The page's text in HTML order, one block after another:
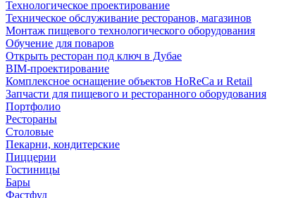
Технологическое проектирование
Техническое обслуживание ресторанов, магазинов
Монтаж пищевого технологического оборудования
Обучение для поваров
Открыть ресторан под ключ в Дубае
BIM-проектирование
Комплексное оснащение объектов HoReCa и Retail
Запчасти для пищевого и ресторанного оборудования
Портфолио
Рестораны
Столовые
Пекарни, кондитерские
Пиццерии
Гостиницы
Бары
Фастфуд